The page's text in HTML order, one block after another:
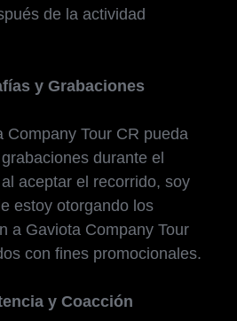
de la actividad
y Grabaciones
Company Tour CR pueda
durante el
aceptar el recorrido, soy
estoy otorgando los
a Gaviota Company Tour
con fines promocionales.
y Coacción